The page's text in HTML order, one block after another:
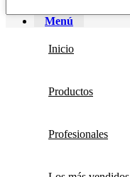
Menú
Inicio
Productos
Profesionales